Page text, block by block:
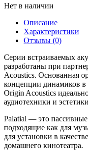
Нет в наличии
Описание
Характеристики
Отзывы (0)
Серии встраиваемых
разработаны при
Acoustics. Основанная
концепции динамиков в
Origin Acoustics
аудиотехники и
Palatial — это
подходящие как для
для установки в
домашнего кинотеатра.